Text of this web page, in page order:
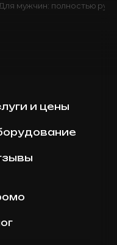
Для мужчин: полностью руки
и цены